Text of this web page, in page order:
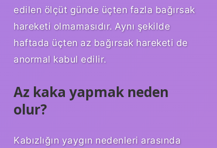
edilen ölçüt günde üçten fazla bağırsak
hareketi olmamasıdır. Aynı şekilde
haftada üçten az bağırsak hareketi de
anormal kabul edilir.
Az kaka yapmak neden
olur?
Kabızlığın yaygın nedenleri arasında